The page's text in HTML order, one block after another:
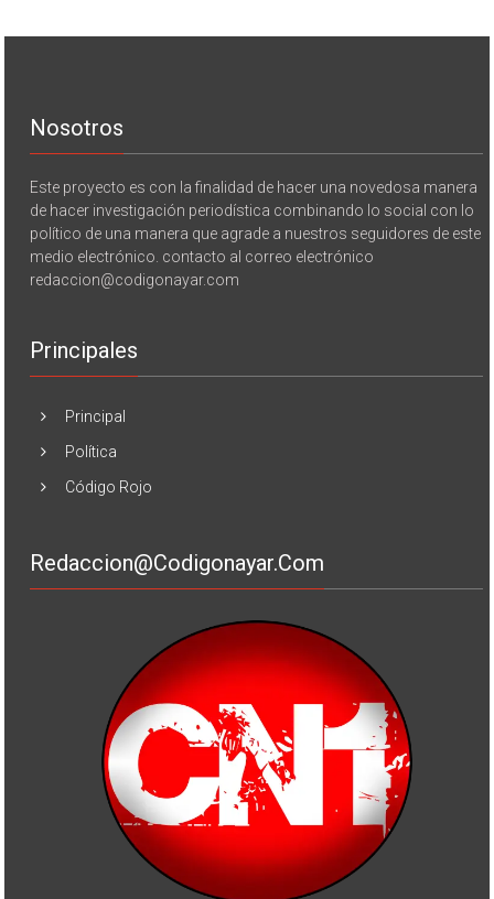
Nosotros
Este proyecto es con la finalidad de hacer una novedosa manera
de hacer investigación periodística combinando lo social con lo
político de una manera que agrade a nuestros seguidores de este
medio electrónico. contacto al correo electrónico
redaccion@codigonayar.com
Principales
Principal
Política
Código Rojo
Redaccion@codigonayar.com